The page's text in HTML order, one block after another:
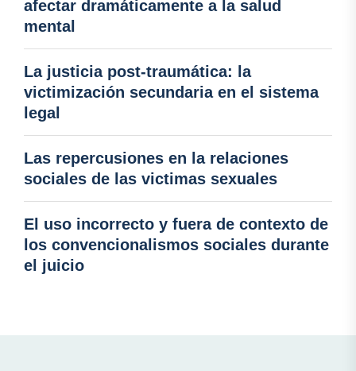
afectar dramáticamente a la salud
mental
La justicia post-traumática: la
victimización secundaria en el sistema
legal
Las repercusiones en la relaciones
sociales de las victimas sexuales
El uso incorrecto y fuera de contexto de
los convencionalismos sociales durante
el juicio